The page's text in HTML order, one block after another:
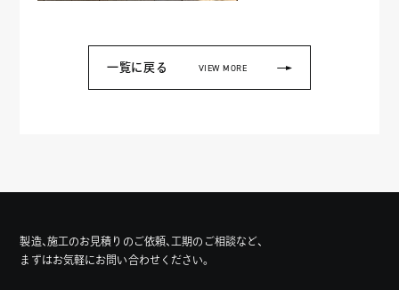
一覧に戻る VIEW MORE
製造、施工のお見積りのご依頼、工期のご相談など、
まずはお気軽にお問い合わせください。